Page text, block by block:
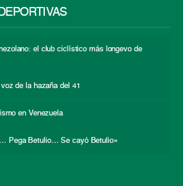
el club ciclístico más longevo de
de la hazaña del 41
en Venezuela
Pega Betulio… Se cayó Betulio»